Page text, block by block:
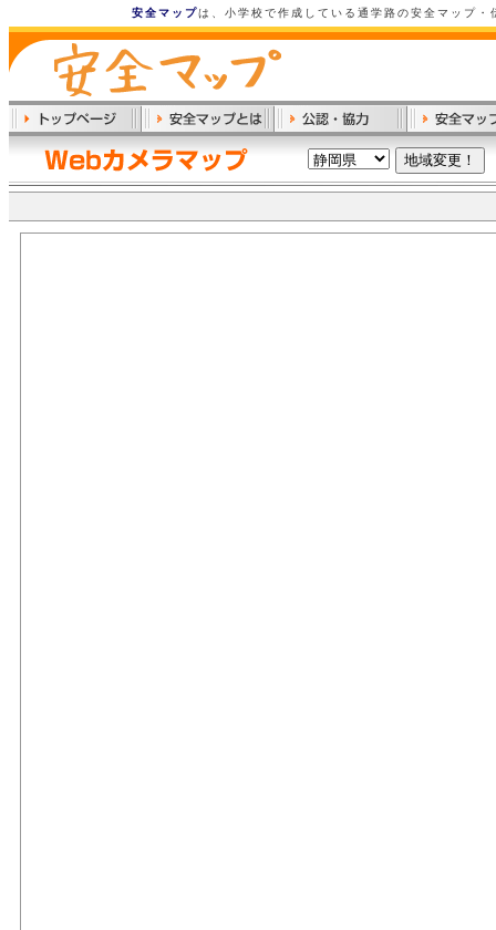
安全マップは、小学校で作成している通学路の安全マップ